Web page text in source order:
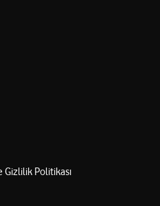
Politikası